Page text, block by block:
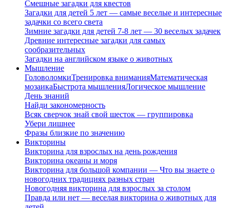
Смешные загадки для квестов
Загадки для детей 5 лет — самые веселые и интересные
задачки со всего света
Зимние загадки для детей 7-8 лет — 30 веселых задачек
Древние интересные загадки для самых
сообразительных
Загадки на английском языке о животных
Мышление
ГоловоломкиТренировка вниманияМатематическая
мозаикаБыстрота мышленияЛогическое мышление
День знаний
Найди закономерность
Всяк сверчок знай свой шесток — группировка
Убери лишнее
Фразы близкие по значению
Викторины
Викторина для взрослых на день рождения
Викторина океаны и моря
Викторина для большой компании — Что вы знаете о
новогодних традициях разных стран
Новогодняя викторина для взрослых за столом
Правда или нет — веселая викторина о животных для